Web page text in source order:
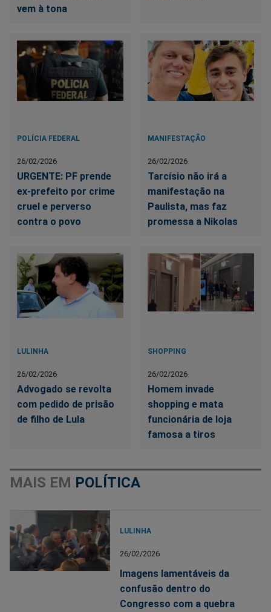
vem à tona
POLÍCIA FEDERAL
26/02/2026
URGENTE: PF prende
ex-prefeito por crime
cruel e perverso
contra o povo
MANIFESTAÇÃO
26/02/2026
Tarcísio não irá a
manifestação na
Paulista, mas faz
promessa a Nikolas
LULINHA
26/02/2026
Advogado se revolta
com pedido de prisão
de filho de Lula
SHOPPING
26/02/2026
Homem invade
shopping e mata
funcionária de loja
famosa a tiros
MAIS EM POLÍTICA
LULINHA
26/02/2026
Imagens lamentáveis da
confusão dentro do
Congresso com a quebra